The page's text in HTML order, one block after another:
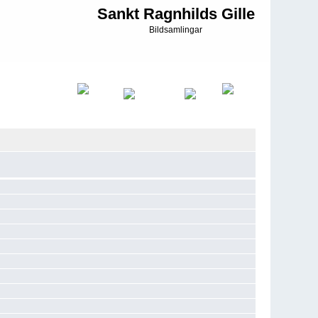
Sankt Ragnhilds Gille
Bildsamlingar